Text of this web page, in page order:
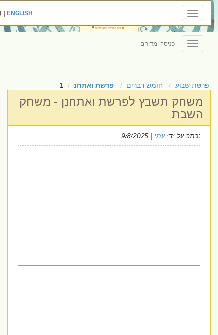
Toggle
navigation
ENGLISH
|
Toggle
navigation
כניסה ומדורים
פרשת שבוע חומש דברים פרשת ואתחנן 1
משחק תשבץ לפרשת ואתחנן - משחק
השבת
נכתב על ידיעמי| 9/8/2025